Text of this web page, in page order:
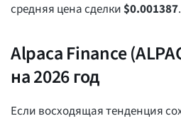
средняя цена сделки$0.001387.
Alpaca Finance
на 2026 год
Если восходящая тенденция